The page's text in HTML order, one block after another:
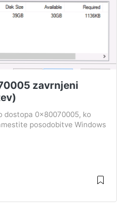
zavrnjeni
dostopa 0x80070005, ko
posodobitve Windows